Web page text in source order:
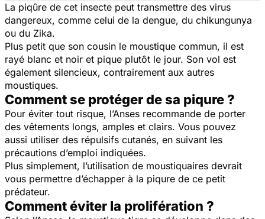
La piqûre de cet insecte peut transmettre des virus
dangereux, comme celui de la dengue, du chikungunya
ou du Zika.
Plus petit que son cousin le moustique commun, il est
rayé blanc et noir et pique plutôt le jour. Son vol est
également silencieux, contrairement aux autres
moustiques.
Comment se protéger de sa piqure ?
Pour éviter tout risque, l’Anses recommande de porter
des vêtements longs, amples et clairs. Vous pouvez
aussi utiliser des répulsifs cutanés, en suivant les
précautions d’emploi indiquées.
Plus simplement, l’utilisation de moustiquaires devrait
vous permettre d’échapper à la piqure de ce petit
prédateur.
Comment éviter la prolifération ?